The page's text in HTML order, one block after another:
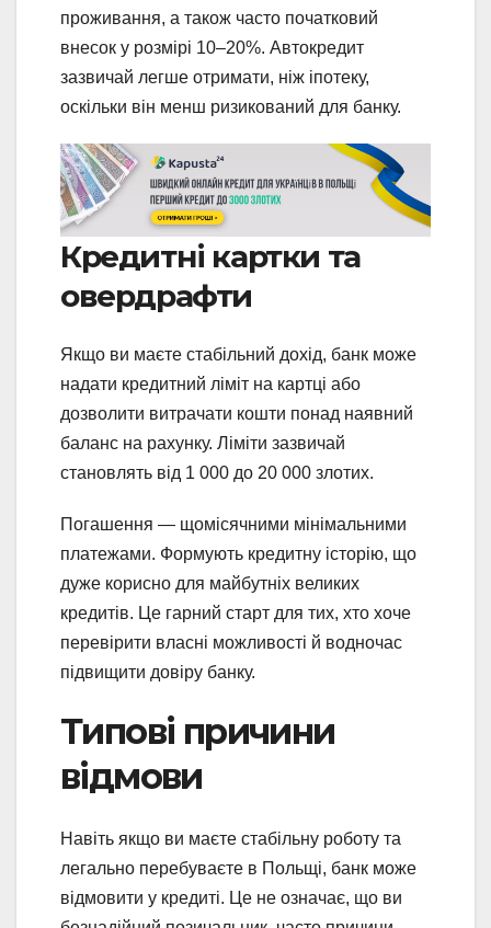
проживання, а також часто початковий
внесок у розмірі 10–20%. Автокредит
зазвичай легше отримати, ніж іпотеку,
оскільки він менш ризикований для банку.
Кредитні картки та
овердрафти
Якщо ви маєте стабільний дохід, банк може
надати кредитний ліміт на картці або
дозволити витрачати кошти понад наявний
баланс на рахунку. Ліміти зазвичай
становлять від 1 000 до 20 000 злотих.
Погашення — щомісячними мінімальними
платежами. Формують кредитну історію, що
дуже корисно для майбутніх великих
кредитів. Це гарний старт для тих, хто хоче
перевірити власні можливості й водночас
підвищити довіру банку.
Типові причини
відмови
Навіть якщо ви маєте стабільну роботу та
легально перебуваєте в Польщі, банк може
відмовити у кредиті. Це не означає, що ви